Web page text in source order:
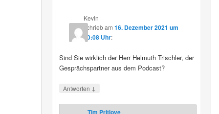
Kevin
schriebam16. Dezember 2021 um
20:08 Uhr:
Sind Sie wirklich der Herr Helmuth Trischler, der
Gesprächspartner aus dem Podcast?
Antworten ↓
Tim Pritlove